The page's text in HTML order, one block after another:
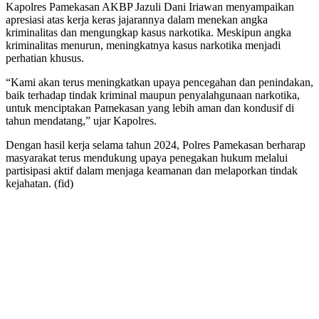
Kapolres Pamekasan AKBP Jazuli Dani Iriawan menyampaikan
apresiasi atas kerja keras jajarannya dalam menekan angka
kriminalitas dan mengungkap kasus narkotika. Meskipun angka
kriminalitas menurun, meningkatnya kasus narkotika menjadi
perhatian khusus.
“Kami akan terus meningkatkan upaya pencegahan dan penindakan,
baik terhadap tindak kriminal maupun penyalahgunaan narkotika,
untuk menciptakan Pamekasan yang lebih aman dan kondusif di
tahun mendatang,” ujar Kapolres.
Dengan hasil kerja selama tahun 2024, Polres Pamekasan berharap
masyarakat terus mendukung upaya penegakan hukum melalui
partisipasi aktif dalam menjaga keamanan dan melaporkan tindak
kejahatan. (fid)